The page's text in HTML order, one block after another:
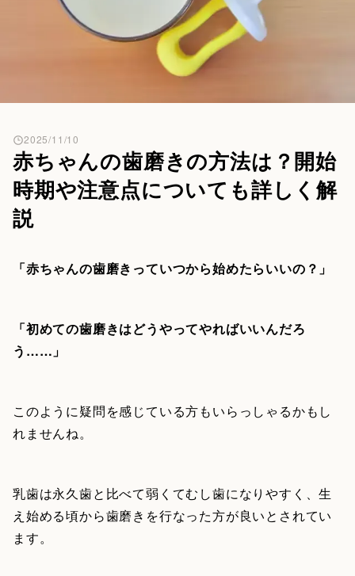
赤ちゃんの歯磨きの方法は？開始
時期や注意点についても詳しく解
説
2025/11/10
「赤ちゃんの歯磨きっていつから始めたらいいの？」
「初めての歯磨きはどうやってやればいいんだろ
う……」
このように疑問を感じている方もいらっしゃるかもし
れませんね。
乳歯は永久歯と比べて弱くてむし歯になりやすく、生
え始める頃から歯磨きを行なった方が良いとされてい
ます。